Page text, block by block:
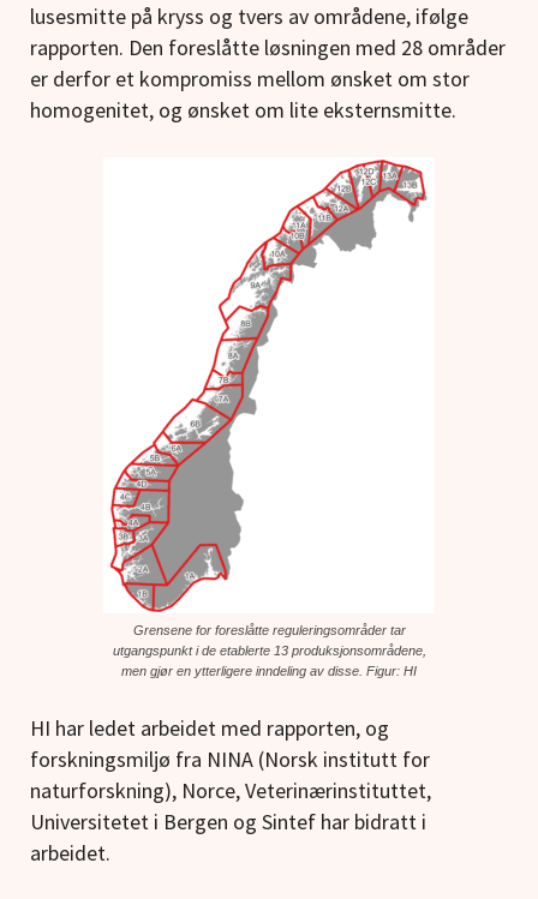
lusesmitte på kryss og tvers av områdene, ifølge
rapporten. Den foreslåtte løsningen med 28 områder
er derfor et kompromiss mellom ønsket om stor
homogenitet, og ønsket om lite eksternsmitte.
Grensene for foreslåtte reguleringsområder tar
utgangspunkt i de etablerte 13 produksjonsområdene,
men gjør en ytterligere inndeling av disse. Figur: HI
HI har ledet arbeidet med rapporten, og
forskningsmiljø fra NINA (Norsk institutt for
naturforskning), Norce, Veterinærinstituttet,
Universitetet i Bergen og Sintef har bidratt i
arbeidet.